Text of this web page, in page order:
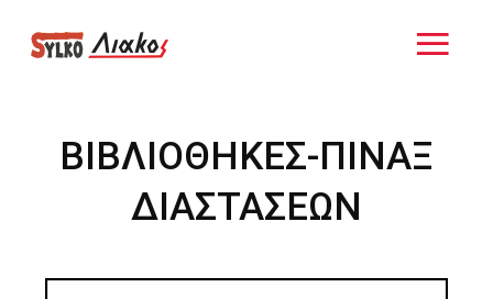
ΒΙΒΛΙΟΘΗΚΕΣ-ΠΙΝΑΞ
ΔΙΑΣΤΑΣΕΩΝ